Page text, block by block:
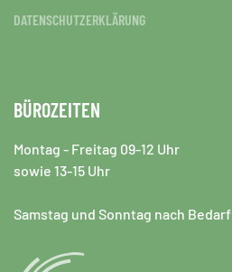
DATENSCHUTZERKLÄRUNG
BÜROZEITEN
Montag - Freitag 09-12 Uhr
sowie 13-15 Uhr
Samstag und Sonntag nach Bedarf